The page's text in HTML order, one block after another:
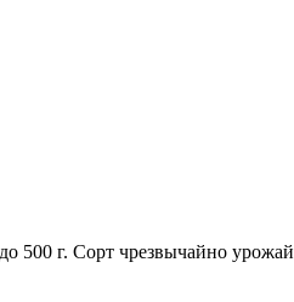
500 г. Сорт чрезвычайно